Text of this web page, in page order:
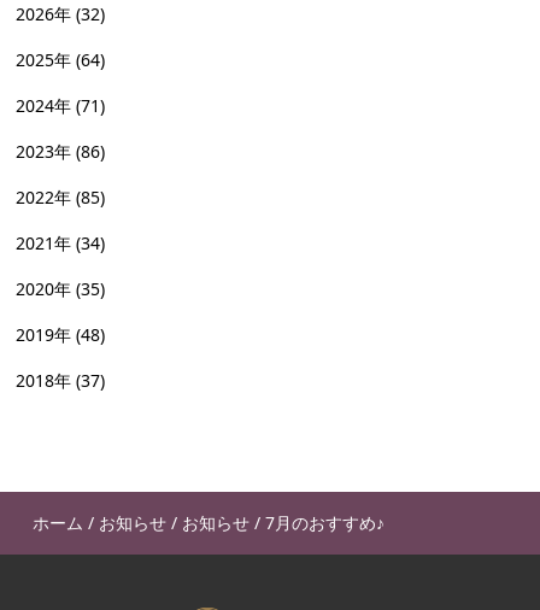
2026年 (32)
2025年 (64)
2024年 (71)
2023年 (86)
2022年 (85)
2021年 (34)
2020年 (35)
2019年 (48)
2018年 (37)
ホーム / お知らせ/ お知らせ/ 7月のおすすめ♪